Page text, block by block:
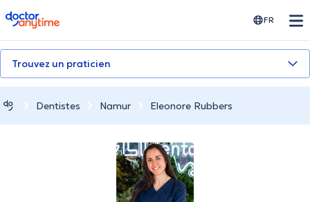
doctoranytime FR
Trouvez un praticien
Dentistes Namur Eleonore Rubbers